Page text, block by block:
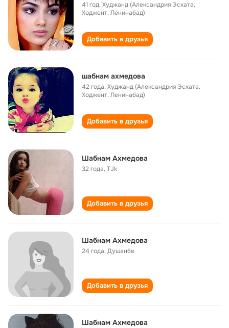
41 год,Худжанд (Александрия Эсхата,
Ходжент, Ленинабад)
Добавить в друзья
шабнам ахмедова
42 года,Худжанд (Александрия Эсхата,
Ходжент, Ленинабад)
Добавить в друзья
Шабнам Ахмедова
32 года,ТJk
Добавить в друзья
Шабнам Ахмедова
24 года,Душанбе
Добавить в друзья
Шабнам Ахмедова